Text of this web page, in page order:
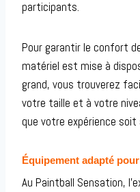
participants.
Pour garantir le confort
matériel est mise à
grand, vous trouverez
votre taille et à votre
que votre expérience soit
Équipement adapté
Au Paintball Sensation,